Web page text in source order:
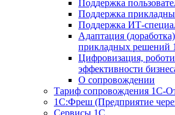
Поддержка
Поддержка
Поддержка ИТ-
Адаптация
прикладных решений
Цифровизация,
эффективности
О сопровождении
Тариф сопровождения 1С-
1С:Фреш (Предприятие
Сервисы 1С